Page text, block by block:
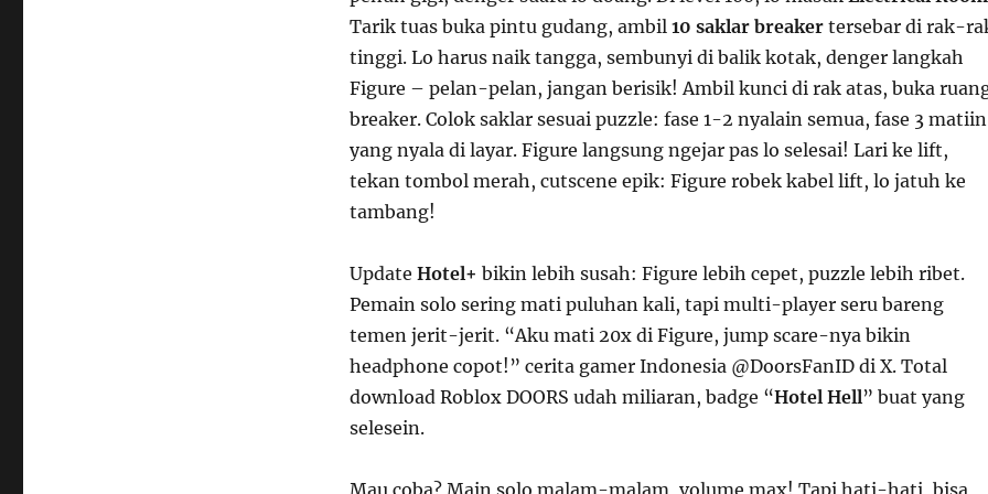
Tarik tuas buka pintu gudang, ambil 10 saklar breakertersebar di rak-
tinggi. Lo harus naik tangga, sembunyi di balik kotak, denger langkah
Figure – pelan-pelan, jangan berisik! Ambil kunci di rak atas, buka
breaker. Colok saklar sesuai puzzle: fase 1-2 nyalain semua, fase 3 matiin
yang nyala di layar. Figure langsung ngejar pas lo selesai! Lari ke lift,
tekan tombol merah, cutscene epik: Figure robek kabel lift, lo jatuh ke
tambang!
Update Hotel+ bikin lebih susah: Figure lebih cepet, puzzle lebih ribet.
Pemain solo sering mati puluhan kali, tapi multi-player seru bareng
temen jerit-jerit. “Aku mati 20x di Figure, jump scare-nya bikin
headphone copot!” cerita gamer Indonesia @DoorsFanID di X. Total
download Roblox DOORS udah miliaran, badge “Hotel Hell” buat yang
selesein.